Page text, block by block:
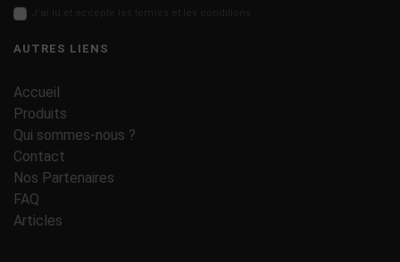
AUTRES LIENS
Accueil
Produits
Qui sommes-nous ?
Contact
Nos Partenaires
FAQ
Articles